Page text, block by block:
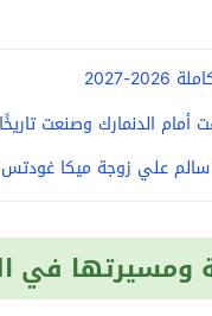
الدنمارك وصنعت تاريخًا
علي زوجة ميكا غودتس
ومسيرتها في